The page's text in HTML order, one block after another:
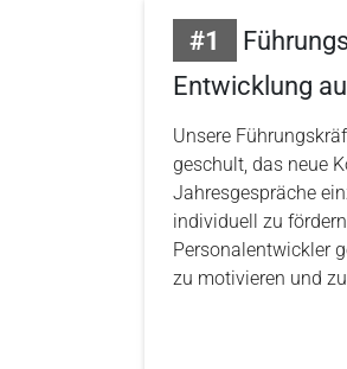
#1
Entwicklung
Unsere
geschult, das neue
Jahresgespräche
individuell zu
Personalentwickler
zu motivieren und